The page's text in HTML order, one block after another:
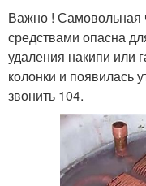
Важно ! Самовольная
средствами опасна
удаления накипи или
колонки и появилась
звонить 104.